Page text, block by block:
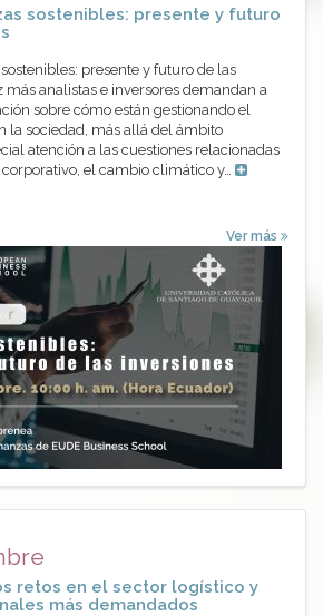
sostenibles: presente y futuro
presente y futuro de las
analistas e inversores demandan a
sobre cómo están gestionando el
la sociedad, más allá del ámbito
atención a las cuestiones relacionadas
el cambio climático y…
Ver más
retos en el sector logístico y
más demandados